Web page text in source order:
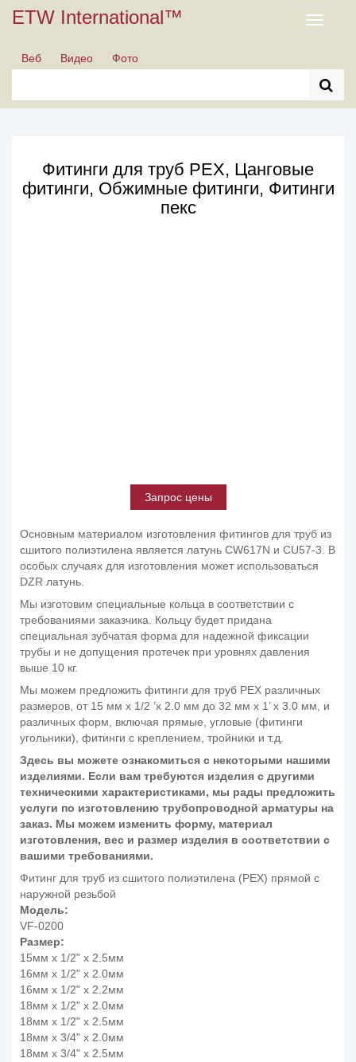
ETW International™
Toggle
Веб
Видео Фото
Фитинги для труб PEX, Цанговые
фитинги, Обжимные фитинги, Фитинги
пекс
Запрос цены
Основным материалом изготовления фитингов для труб из
сшитого полиэтилена является латунь CW617N и CU57-3. В
особых случаях для изготовления может использоваться
DZR латунь.
Мы изготовим специальные кольца в соответствии с
требованиями заказчика. Кольцу будет придана
специальная зубчатая форма для надежной фиксации
трубы и не допущения протечек при уровнях давления
выше 10 кг.
Мы можем предложить фитинги для труб PEX различных
размеров, от 15 мм x 1/2 ’x 2.0 мм до 32 мм x 1’ x 3.0 мм, и
различных форм, включая прямые, угловые (фитинги
угольники), фитинги с креплением, тройники и т.д.
Здесь вы можете ознакомиться с некоторыми нашими
изделиями. Если вам требуются изделия с другими
техническими характеристиками, мы рады предложить
услуги по изготовлению трубопроводной арматуры на
заказ. Мы можем изменить форму, материал
изготовления, вес и размер изделия в соответствии с
вашими требованиями.
Фитинг для труб из сшитого полиэтилена (PEX) прямой с
наружной резьбой
Модель:
VF-0200
Размер:
15мм x 1/2" x 2.5мм
16мм x 1/2" x 2.0мм
16мм x 1/2" x 2.2мм
18мм x 1/2" x 2.0мм
18мм x 1/2" x 2.5мм
18мм x 3/4" x 2.0мм
18мм x 3/4" x 2.5мм